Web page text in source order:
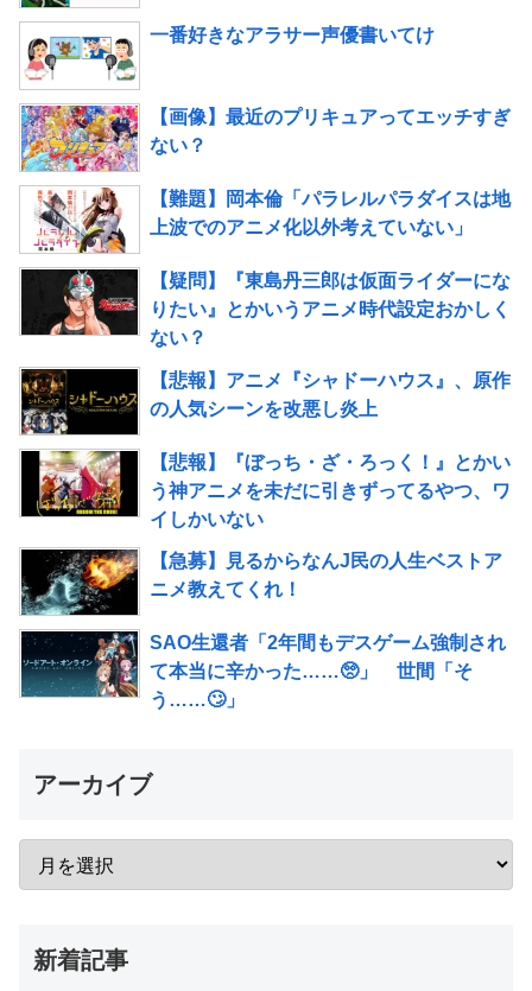
一番好きなアラサー声優書いてけ
【画像】最近のプリキュアってエッチすぎ
ない？
【難題】岡本倫「パラレルパラダイスは地
上波でのアニメ化以外考えていない」
【疑問】『東島丹三郎は仮面ライダーにな
りたい』とかいうアニメ時代設定おかしく
ない？
【悲報】アニメ『シャドーハウス』、原作
の人気シーンを改悪し炎上
【悲報】『ぼっち・ざ・ろっく！』とかい
う神アニメを未だに引きずってるやつ、ワ
イしかいない
【急募】見るからなんJ民の人生ベストア
ニメ教えてくれ！
SAO生還者「2年間もデスゲーム強制され
て本当に辛かった……🥺」 世間「そ
う……🙄」
アーカイブ
新着記事